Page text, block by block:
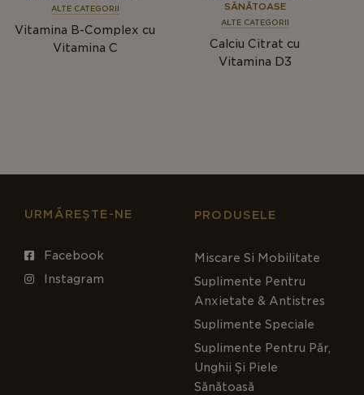
ALTE CATEGORII
Vitamina B-Complex cu
Vitamina C
SĂNĂTOASE
ALTE CATEGORII
Calciu Citrat cu
Vitamina D3
URMĂREȘTE-NE
Facebook
Instagram
PRODUSELE
Miscare Si Mobilitate
Suplimente Pentru
Anxietate & Antistres
Suplimente Speciale
Suplimente Pentru Păr,
Unghii Și Piele
Sănătoasă